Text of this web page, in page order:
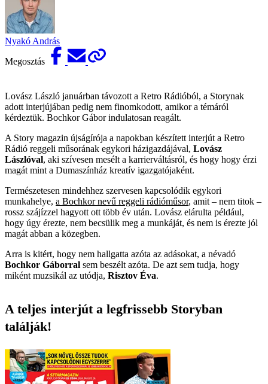
Nyakó András
Megosztás
Lovász László januárban távozott a Retro Rádióból, a Storynak
adott interjújában pedig nem finomkodott, amikor a témáról
kérdeztük. Bochkor Gábor indulatosan reagált.
A Story magazin újságírója a napokban készített interjút a Retro
Rádió reggeli műsorának egykori házigazdájával, Lovász
Lászlóval, aki szívesen mesélt a karrierváltásról, és hogy hogy érzi
magát mint a Dumaszínház kreatív igazgatójaként.
Természetesen mindehhez szervesen kapcsolódik egykori
munkahelye, a Bochkor nevű reggeli rádióműsor, amit – nem titok –
rossz szájízzel hagyott ott több év után. Lovász elárulta például,
hogy úgy érezte, nem becsülik meg a munkáját, és nem is érezte jól
magát abban a közegben.
Arra is kitért, hogy nem hallgatta azóta az adásokat, a névadó
Bochkor Gáborral sem beszélt azóta. De azt sem tudja, hogy
miként muzsikál az utódja, Risztov Éva.
A teljes interjút a legfrissebb Storyban
találják!